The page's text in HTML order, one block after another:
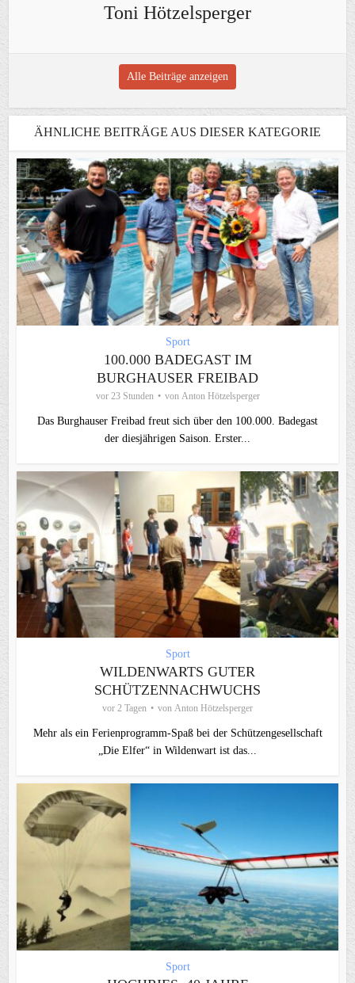
Toni Hötzelsperger
Alle Beiträge anzeigen
ÄHNLICHE BEITRÄGE AUS DIESER KATEGORIE
Sport
100.000 BADEGAST IM
BURGHAUSER FREIBAD
vor 23 Stunden von Anton Hötzelsperger
Das Burghauser Freibad freut sich über den 100.000. Badegast
der diesjährigen Saison. Erster...
Sport
WILDENWARTS GUTER
SCHÜTZENNACHWUCHS
vor 2 Tagen von Anton Hötzelsperger
Mehr als ein Ferienprogramm-Spaß bei der Schützengesellschaft
„Die Elfer“ in Wildenwart ist das...
Sport